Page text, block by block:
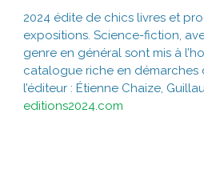
2024 édite de chics livres et
expositions. Science-fiction,
genre en général sont mis à
catalogue riche en démarches
l’éditeur : Étienne Chaize,
editions2024.com